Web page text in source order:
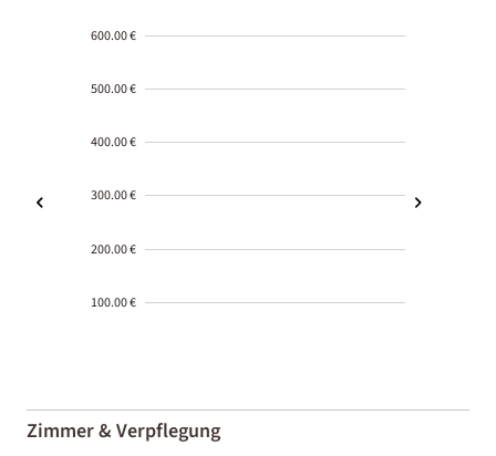
600.00 €
500.00 €
400.00 €
300.00 €
200.00 €
100.00 €
01-02
Zimmer & Verpflegung